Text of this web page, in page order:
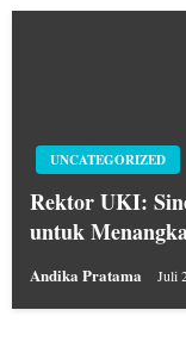
UNCATEGORIZED
Rektor UKI:
untuk
Andika Pratama Juli